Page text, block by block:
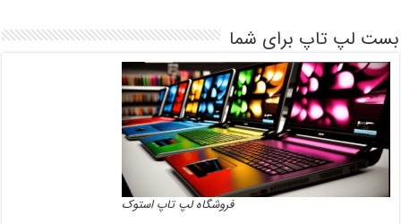
بست لپ تاپ برای شما
فروشگاه لپ تاپ استوک